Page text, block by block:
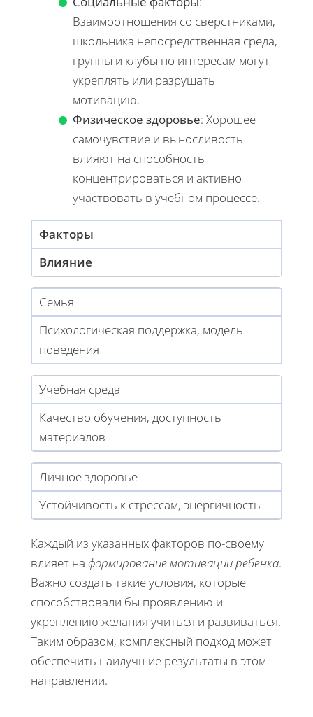
Взаимоотношения со сверстниками,
школьника непосредственная среда,
группы и клубы по интересам могут
укреплять или разрушать
мотивацию.
Физическое здоровье: Хорошее
самочувствие и выносливость
влияют на способность
концентрироваться и активно
участвовать в учебном процессе.
Факторы
Влияние
Семья
Психологическая поддержка, модель
поведения
Учебная среда
Качество обучения, доступность
материалов
Личное здоровье
Устойчивость к стрессам, энергичность
Каждый из указанных факторов по-своему
влияет на формирование мотивации ребенка.
Важно создать такие условия, которые
способствовали бы проявлению и
укреплению желания учиться и развиваться.
Таким образом, комплексный подход может
обеспечить наилучшие результаты в этом
направлении.